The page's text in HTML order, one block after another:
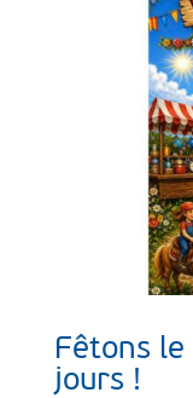
Fêtons
jours !